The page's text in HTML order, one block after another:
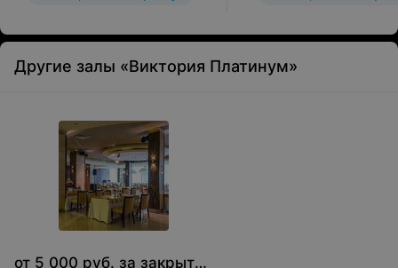
Другие залы «Виктория Платинум»
от 5 000 руб. за закрытие зала